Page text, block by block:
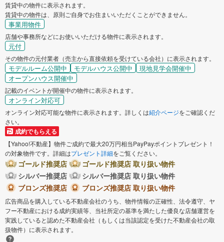
賃貸中の物件に表示されます。
賃貸中の物件は、原則ご自身でお住まいいただくことができません。
事業用物件
店舗や事務所などにお使いいただける物件に表示されます。
元付
その物件の元付業者（売主から直接依頼を受けている会社）に表示されます。
モデルルーム公開中 モデルハウス公開中
現地見学会開催中
オープンハウス開催中
記載のイベントが開催中の物件に表示されます。
オンライン対応可
オンライン対応可能な物件に表示されます。詳しくは紹介ページをご確認くだ
さい。
成約でもらえる
【Yahoo!不動産】物件ご成約で最大20万円相当PayPayポイントプレゼント！
の対象物件です。詳細はプレゼント詳細をご覧ください。
ゴールド推奨店
ゴールド推奨店 取り扱い物件
シルバー推奨店
シルバー推奨店 取り扱い物件
ブロンズ推奨店
ブロンズ推奨店 取り扱い物件
広告商品を購入している不動産会社のうち、物件情報の正確性、法令遵守、ヤ
フー不動産における成約実績等、当社所定の基準を満たした優良な店舗運営を
実践していると認めた不動産会社（もしくは当該認定を受けた不動産会社の取
扱物件）に表示されます。